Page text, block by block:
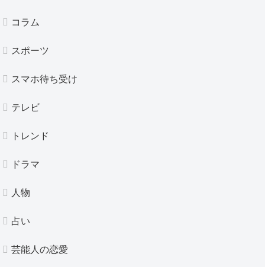
コラム
スポーツ
スマホ待ち受け
テレビ
トレンド
ドラマ
人物
占い
芸能人の恋愛